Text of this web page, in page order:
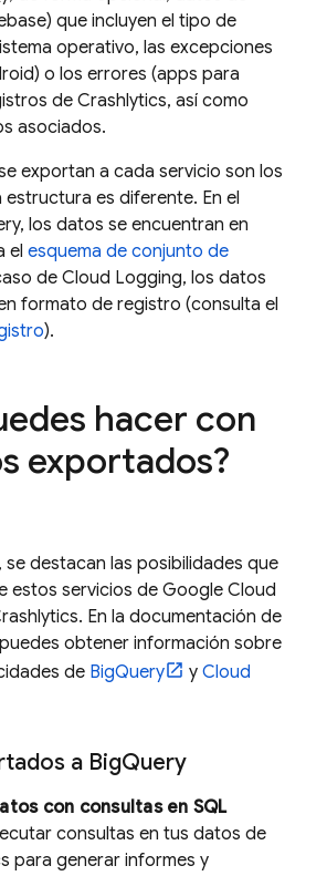
que incluyen el tipo de
operativo, las excepciones
o los errores (apps para
de Crashlytics, así como
asociados.
exportan a cada servicio son los
estructura es diferente. En el
, los datos se encuentran en
el esquema de conjunto de
de Cloud Logging, los datos
formato de registro (consulta el
).
hacer con
exportados?
destacan las posibilidades que
estos servicios de Google Cloud
. En la documentación de
obtener información sobre
de BigQuery y Cloud
a BigQuery
con consultas en SQL
consultas en tus datos de
para generar informes y